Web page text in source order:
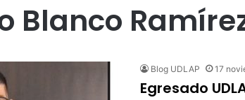
Blanco
Blog UDLAP 17
Egresado